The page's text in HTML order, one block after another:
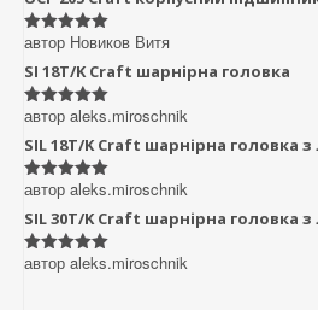
з
5
Оцінено в
автор Новиков Витя
SI 18T/K Craft шарнірна головка
Оцінено в
автор aleks.miroschnik
SIL 18T/K Craft шарнірна головка
Оцінено в
автор aleks.miroschnik
SIL 30T/K Craft шарнірна головка
Оцінено в
автор aleks.miroschnik